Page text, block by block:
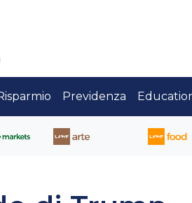
Previdenza